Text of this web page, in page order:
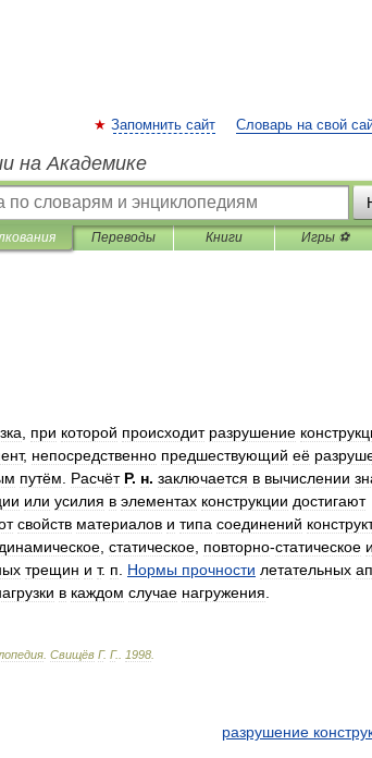
Запомнить сайт Словарь на свой
на Академике
Переводы Книги Игры ⚽
при которой происходит разрушение
, непосредственно предшествующий её
путём Расчёт Р. н. заключается в вычислении
или усилия в элементах конструкции достигают
свойств материалов и типа соединений
динамическое статическое повторно-статическое и
трещин и т. п Нормы прочности летательных
в каждом случае нагружения
Свищёв Г. Г. 1998
разрушение